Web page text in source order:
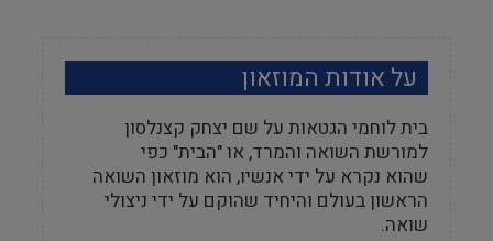
על אודות המוזאון
בית לוחמי הגטאות על שם יצחק קצנלסון
למורשת השואה והמרד, או "הבית" כפי
שהוא נקרא על ידי אנשיו, הוא מוזאון השואה
הראשון בעולם והיחיד שהוקם על ידי ניצולי
שואה.